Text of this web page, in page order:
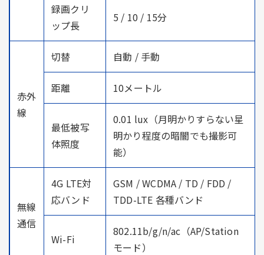
録画クリ
ップ長
5 / 10 / 15分
赤外
線
切替 自動 / 手動
距離 10メートル
最低被写
体照度
0.01 lux（月明かりすらない星
明かり程度の暗闇でも撮影可
能）
無線
通信
4G LTE対
応バンド
GSM / WCDMA / TD / FDD /
TDD-LTE 各種バンド
Wi-Fi
802.11b/g/n/ac（AP/Station
モード）